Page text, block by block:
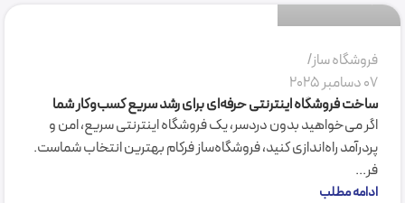
فروشگاه ساز
07 دسامبر 2025
ساخت فروشگاه اینترنتی حرفه‌ای برای رشد سریع کسب‌وکار شما
اگر می‌خواهید بدون دردسر، یک فروشگاه اینترنتی سریع، امن و
پردرآمد راه‌اندازی کنید، فروشگاه‌ساز فرکام بهترین انتخاب شماست.
فر...
ادامه مطلب